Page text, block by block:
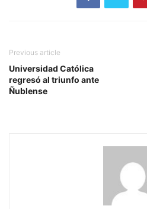
Previous article
Universidad Católica
regresó al triunfo ante
Ñublense